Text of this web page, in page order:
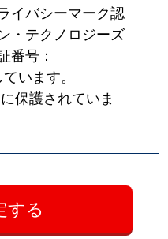
イバシーマーク認
・テクノロジーズ
番号：
います。
保護されていま